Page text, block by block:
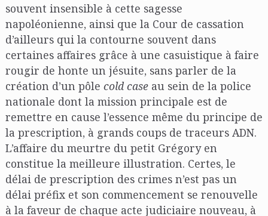
souvent insensible à cette sagesse
napoléonienne, ainsi que la Cour de cassation
d’ailleurs qui la contourne souvent dans
certaines affaires grâce à une casuistique à faire
rougir de honte un jésuite, sans parler de la
création d’un pôle cold caseau sein de la police
nationale dont la mission principale est de
remettre en cause l’essence même du principe de
la prescription, à grands coups de traceurs ADN.
L’affaire du meurtre du petit Grégory en
constitue la meilleure illustration. Certes, le
délai de prescription des crimes n’est pas un
délai préfix et son commencement se renouvelle
à la faveur de chaque acte judiciaire nouveau, à